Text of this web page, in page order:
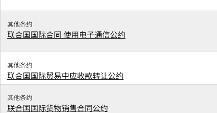
其他条约
联合国国际合同 使用电子通信公约
其他条约
联合国国际贸易中应收款转让公约
其他条约
联合国国际货物销售合同公约